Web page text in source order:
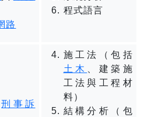
路
程式語言
刑事訴
施工法（包括
土木
、建築施
工法與工程材
料）
結構分析（包